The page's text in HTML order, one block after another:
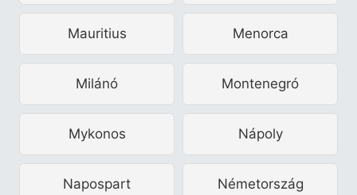
Mauritius Menorca
Milánó Montenegró
Mykonos Nápoly
Napospart Németország